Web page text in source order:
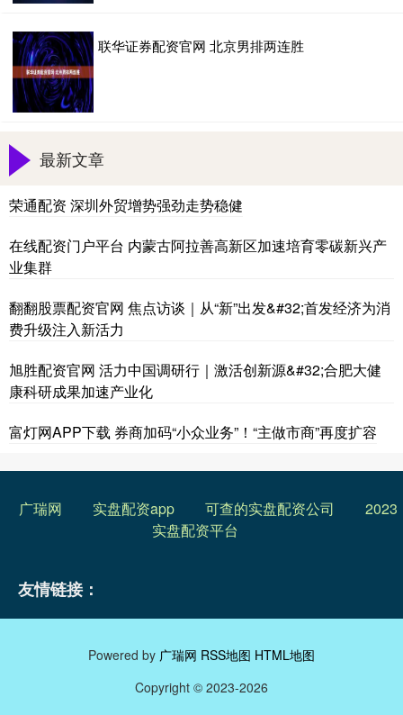
联华证券配资官网 北京男排两连胜
最新文章
荣通配资 深圳外贸增势强劲走势稳健
在线配资门户平台 内蒙古阿拉善高新区加速培育零碳新兴产
业集群
翻翻股票配资官网 焦点访谈｜从“新”出发&#32;首发经济为消
费升级注入新活力
旭胜配资官网 活力中国调研行｜激活创新源&#32;合肥大健
康科研成果加速产业化
富灯网APP下载 券商加码“小众业务”！“主做市商”再度扩容
广瑞网 实盘配资app 可查的实盘配资公司
2023
实盘配资平台
友情链接：
Powered by 广瑞网 RSS地图 HTML地图
Copyright © 2023-2026